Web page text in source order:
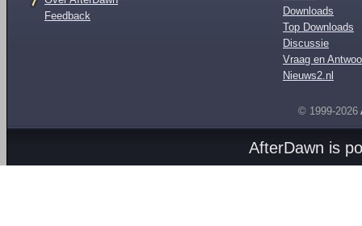
Feedback
Downloads
Top Downloads
Discussie
Vraag en
Nieuws2.nl
© 1999-2026
AfterDawn is